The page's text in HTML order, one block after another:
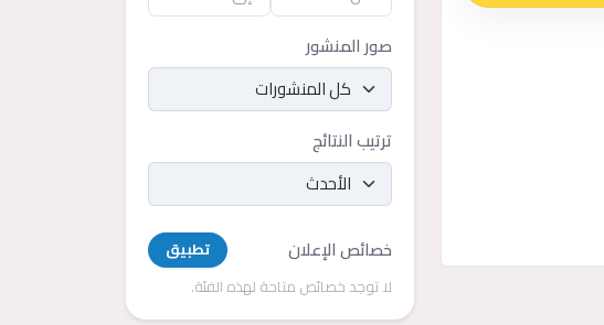
صور المنشور
ترتيب النتائج
خصائص الإعلان
تطبيق
لا توجد خصائص متاحة لهذه الفئة.